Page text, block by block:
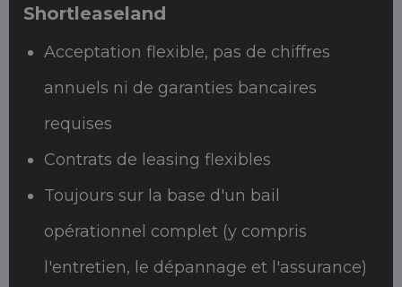
Shortleaseland
Acceptation flexible, pas de chiffres
annuels ni de garanties bancaires
requises
Contrats de leasing flexibles
Toujours sur la base d'un bail
opérationnel complet (y compris
l'entretien, le dépannage et l'assurance)